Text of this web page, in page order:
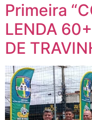
Primeira
LENDA
DE